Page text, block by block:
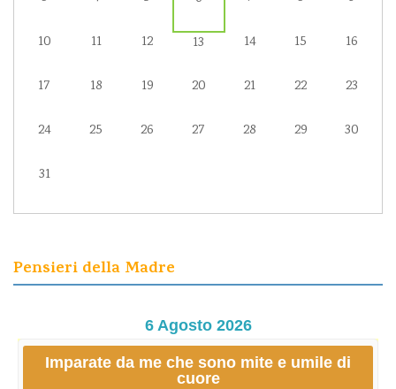
10 11 12 13 14 15 16
17 18 19 20 21 22 23
24 25 26 27 28 29 30
31
Pensieri della Madre
6 Agosto 2026
Imparate da me che sono mite e umile di
cuore